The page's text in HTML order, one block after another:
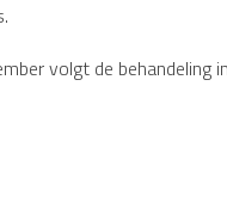
volgt de behandeling